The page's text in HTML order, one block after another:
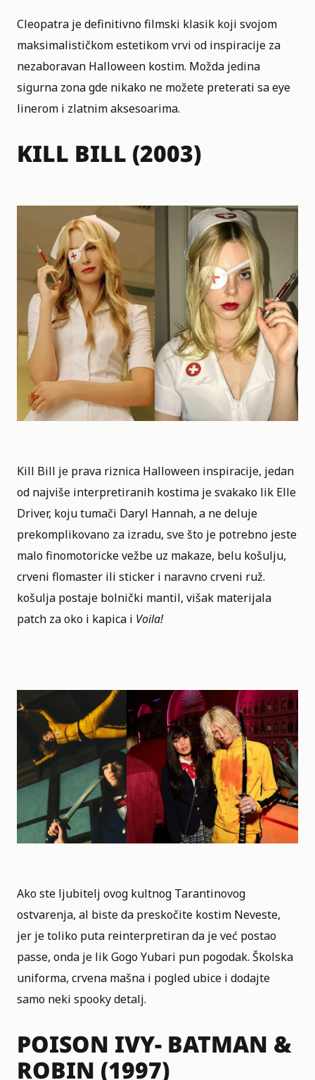
Cleopatra je definitivno filmski klasik koji svojom
maksimalističkom estetikom vrvi od inspiracije za
nezaboravan Halloween kostim. Možda jedina
sigurna zona gde nikako ne možete preterati sa eye
linerom i zlatnim aksesoarima.
KILL BILL (2003)
Kill Bill je prava riznica Halloween inspiracije, jedan
od najviše interpretiranih kostima je svakako lik Elle
Driver, koju tumači Daryl Hannah, a ne deluje
prekomplikovano za izradu, sve što je potrebno jeste
malo finomotoricke vežbe uz makaze, belu košulju,
crveni flomaster ili sticker i naravno crveni ruž.
košulja postaje bolnički mantil, višak materijala
patch za oko i kapica i Voila!
Ako ste ljubitelj ovog kultnog Tarantinovog
ostvarenja, al biste da preskočite kostim Neveste,
jer je toliko puta reinterpretiran da je već postao
passe, onda je lik Gogo Yubari pun pogodak. Školska
uniforma, crvena mašna i pogled ubice i dodajte
samo neki spooky detalj.
POISON IVY- BATMAN &
ROBIN (1997)